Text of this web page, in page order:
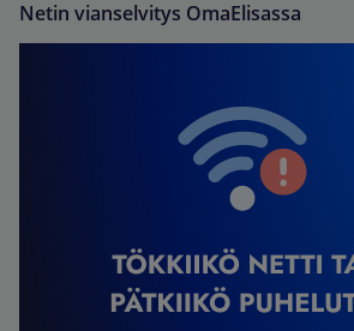
Netin vianselvitys OmaElisassa